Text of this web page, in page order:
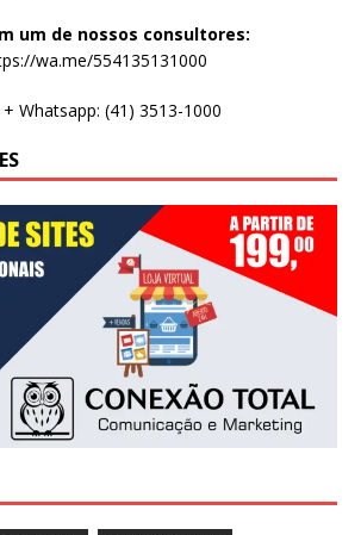
um de nossos consultores:
wa.me/554135131000
+ Whatsapp: (41) 3513-1000